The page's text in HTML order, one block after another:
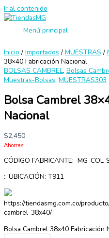
Ir al contenido
Menú principal
Inicio / Importados / MUESTRAS /
38×40 Fabricación Nacional
BOLSAS CAMBREL, Bolsas
Muestras-Bolsas, MUESTRAS303
Bolsa Cambrel
Nacional
$2,450
Ahorras
CÓDIGO FABRICANTE: MG-COL-
:: UBICACIÓN: T911
https://tiendasmg.com.co/
cambrel-38x40/
Bolsa Cambrel 38x40 Fabricación